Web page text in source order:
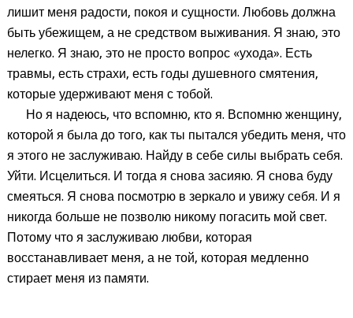
лишит меня радости, покоя и сущности. Любовь должна
быть убежищем, а не средством выживания. Я знаю, это
нелегко. Я знаю, это не просто вопрос «ухода». Есть
травмы, есть страхи, есть годы душевного смятения,
которые удерживают меня с тобой.
Но я надеюсь, что вспомню, кто я. Вспомню женщину,
которой я была до того, как ты пытался убедить меня, что
я этого не заслуживаю. Найду в себе силы выбрать себя.
Уйти. Исцелиться. И тогда я снова засияю. Я снова буду
смеяться. Я снова посмотрю в зеркало и увижу себя. И я
никогда больше не позволю никому погасить мой свет.
Потому что я заслуживаю любви, которая
восстанавливает меня, а не той, которая медленно
стирает меня из памяти.